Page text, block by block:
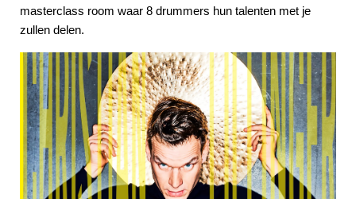
masterclass room waar 8 drummers hun talenten met je
zullen delen.